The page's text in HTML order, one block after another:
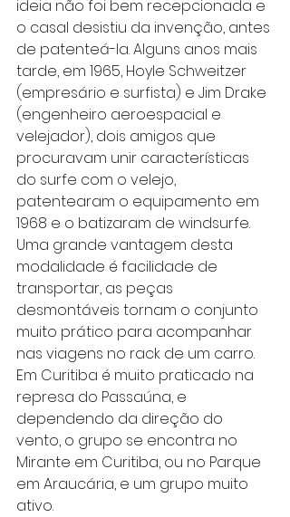
ideia não foi bem recepcionada e
o casal desistiu da invenção, antes
de patenteá-la. Alguns anos mais
tarde, em 1965, Hoyle Schweitzer
(empresário e surfista) e Jim Drake
(engenheiro aeroespacial e
velejador), dois amigos que
procuravam unir características
do surfe com o velejo,
patentearam o equipamento em
1968 e o batizaram de windsurfe.
Uma grande vantagem desta
modalidade é facilidade de
transportar, as peças
desmontáveis tornam o conjunto
muito prático para acompanhar
nas viagens no rack de um carro.
Em Curitiba é muito praticado na
represa do Passaúna, e
dependendo da direção do
vento, o grupo se encontra no
Mirante em Curitiba, ou no Parque
em Araucária, e um grupo muito
ativo.